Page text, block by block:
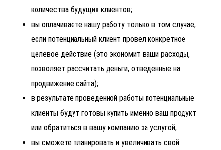
количества будущих клиентов;
вы оплачиваете нашу работу только в том случае,
если потенциальный клиент провел конкретное
целевое действие (это экономит ваши расходы,
позволяет рассчитать деньги, отведенные на
продвижение сайта);
в результате проведенной работы потенциальные
клиенты будут готовы купить именно ваш продукт
или обратиться в вашу компанию за услугой;
вы сможете планировать и увеличивать свой